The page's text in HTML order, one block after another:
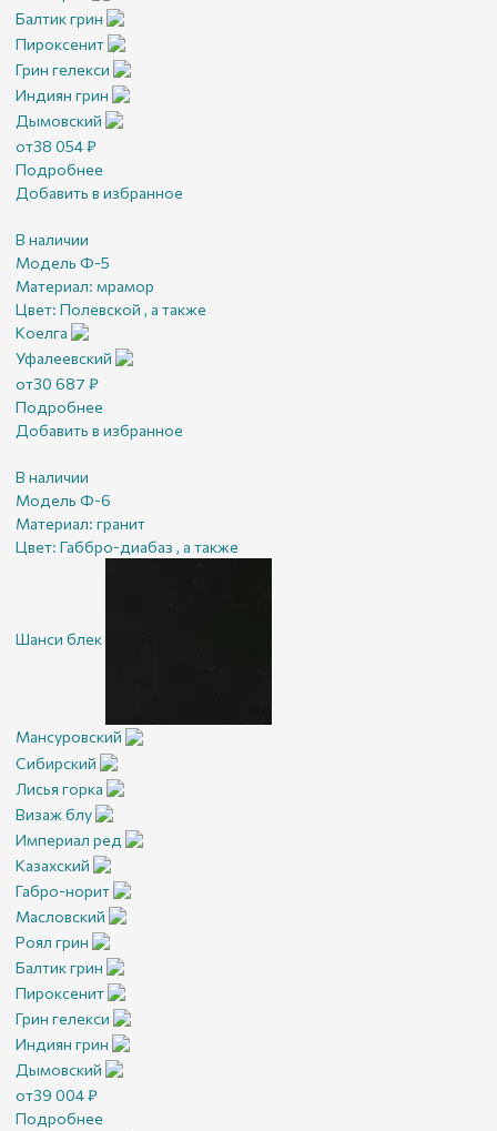
Балтик грин
Пироксенит
Грин гелекси
Индиян грин
Дымовский
от38 054₽
Подробнее
Добавить в избранное
В наличии
Модель Ф-5
Материал: мрамор
Цвет: Полевской , а также
Коелга
Уфалеевский
от30 687 ₽
Подробнее
Добавить в избранное
В наличии
Модель Ф-6
Материал: гранит
Цвет: Габбро-диабаз , а также
Шанси блек
Мансуровский
Сибирский
Лисья горка
Визаж блу
Империал ред
Казахский
Габро-норит
Масловский
Роял грин
Балтик грин
Пироксенит
Грин гелекси
Индиян грин
Дымовский
от39 004₽
Подробнее